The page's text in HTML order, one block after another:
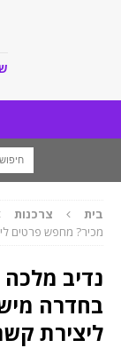
בית צרכנות
מכיר? מחפש פרטים
נדיב
בחדרה
ליצירת